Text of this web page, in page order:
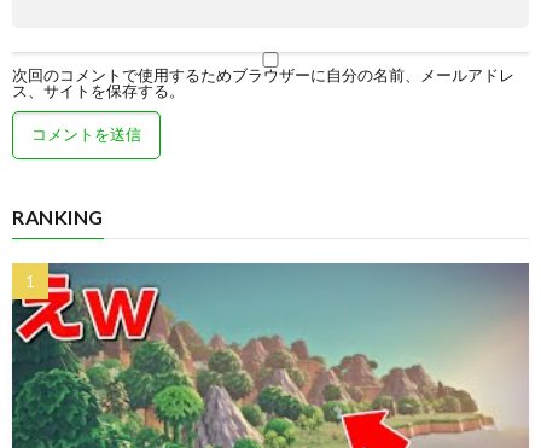
次回のコメントで使用するためブラウザーに自分の名前、メールアドレ
ス、サイトを保存する。
RANKING